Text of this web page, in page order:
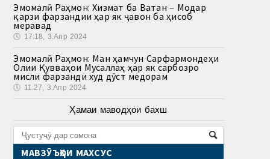
Эмомалӣ Раҳмон: Хизмат ба Ватан – Модар
қарзи фарзандии ҳар як ҷавон ба ҳисоб
меравад
🕔 17:18, 3.Апр 2024
Эмомалӣ Раҳмон: Ман ҳамчун Сарфармондеҳи
Олии Қувваҳои Мусаллаҳ ҳар як сарбозро
мисли фарзанди худ дӯст медорам
🕔 11:27, 3.Апр 2024
Ҳамаи маводҳои бахш
МАВЗӮЪҲОИ МАХСУС